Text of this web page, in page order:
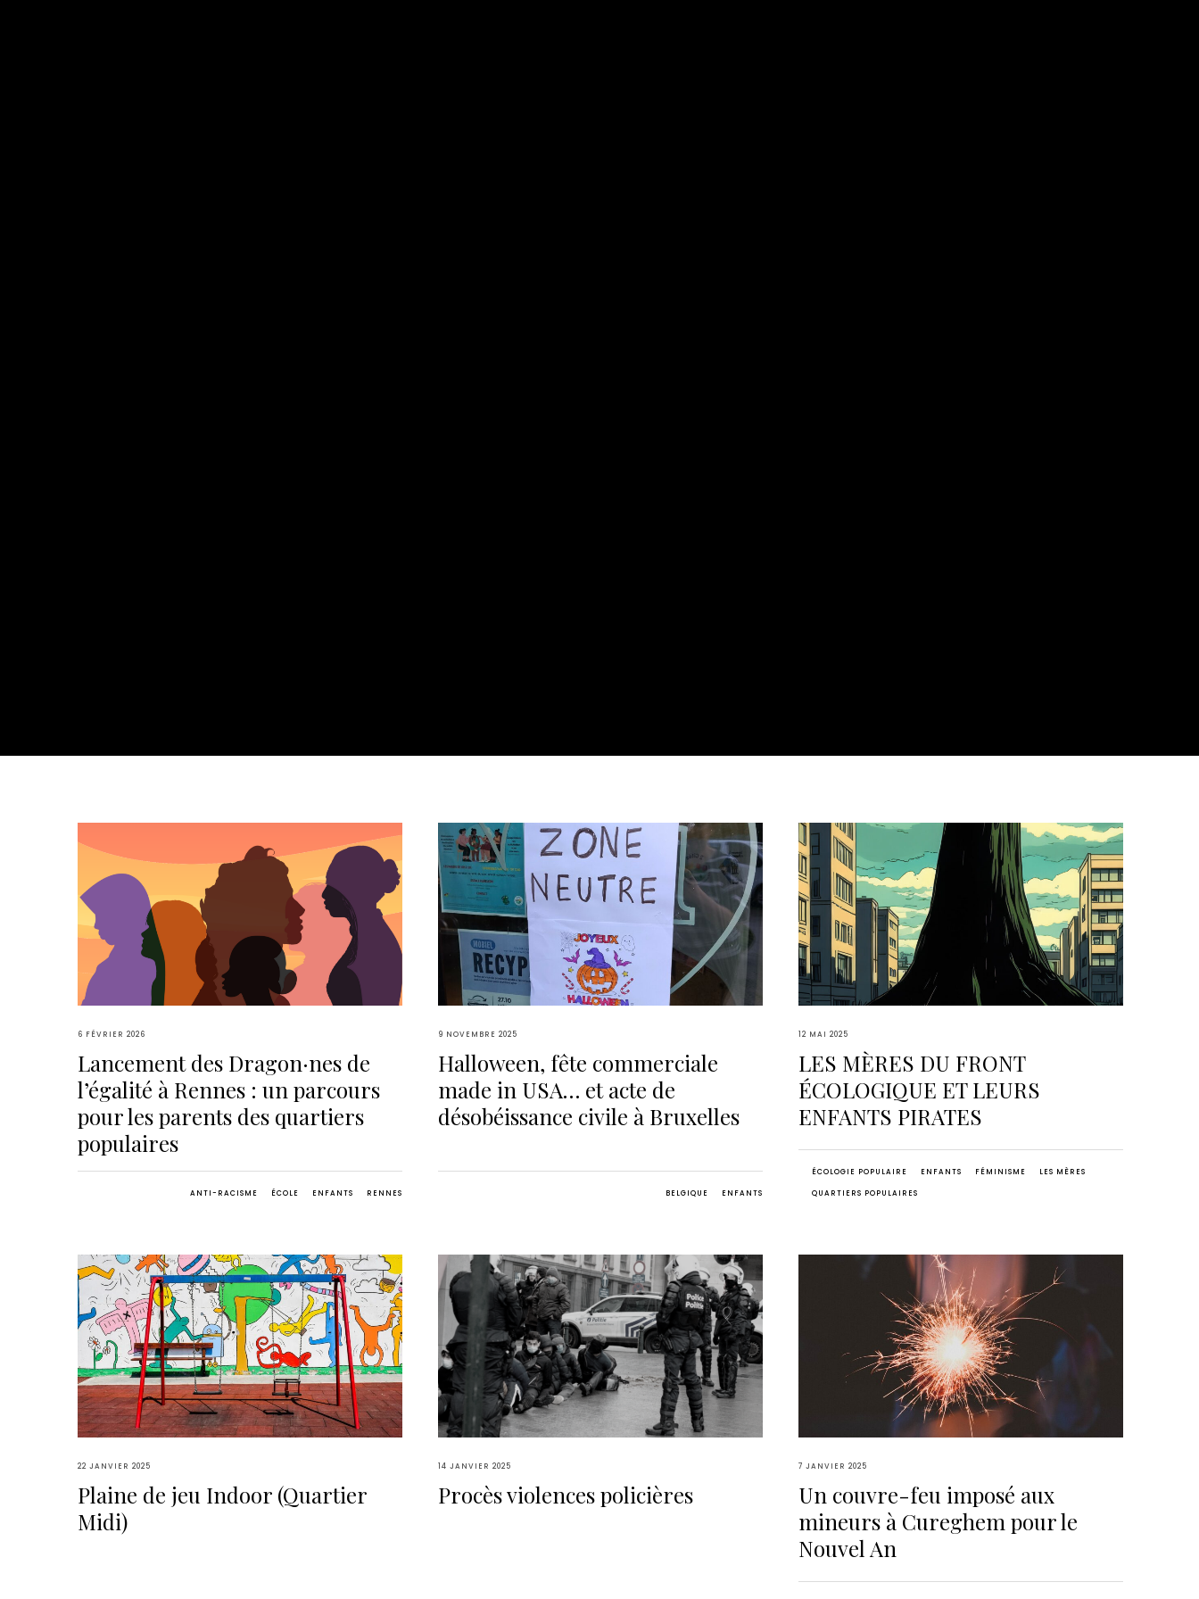
6 FÉVRIER 2026
Lancement des Dragon·nes de
l’égalité à Rennes : un parcours
pour les parents des quartiers
populaires
ANTI-RACISME ÉCOLE ENFANTS RENNES
9 NOVEMBRE 2025
Halloween, fête commerciale
made in USA… et acte de
désobéissance civile à Bruxelles
BELGIQUE ENFANTS
12 MAI 2025
LES MÈRES DU FRONT
ÉCOLOGIQUE ET LEURS
ENFANTS PIRATES
ÉCOLOGIE POPULAIRE ENFANTS FÉMINISME LES MÈRES
QUARTIERS POPULAIRES
22 JANVIER 2025
Plaine de jeu Indoor (Quartier
Midi)
14 JANVIER 2025
Procès violences policières
7 JANVIER 2025
Un couvre-feu imposé aux
mineurs à Cureghem pour le
Nouvel An